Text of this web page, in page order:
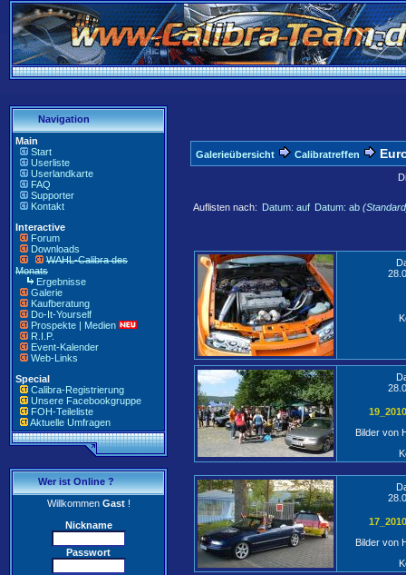
Navigation
Main
Start
Userliste
Userlandkarte
FAQ
Supporter
Kontakt
Interactive
Forum
Downloads
WAHL-Calibra des
Monats
Ergebnisse
Galerie
Kaufberatung
Do-It-Yourself
Prospekte | Medien
R.I.P.
Event-Kalender
Web-Links
Special
Calibra-Registrierung
Unsere Facebookgruppe
FOH-Teileliste
Aktuelle Umfragen
Wer ist Online ?
WillkommenGast!
Nickname
Passwort
Galerieübersicht Calibratreffen
Auflisten nach: Datum: auf Datum: ab
Bilder von
Bilder von